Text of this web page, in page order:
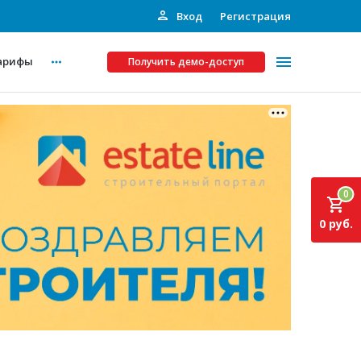
Вход Регистрация
Получить демо-доступ
Платные услуги
Рекламодателям
Инвестпроекты
Подписка на Базу
0
0 руб.